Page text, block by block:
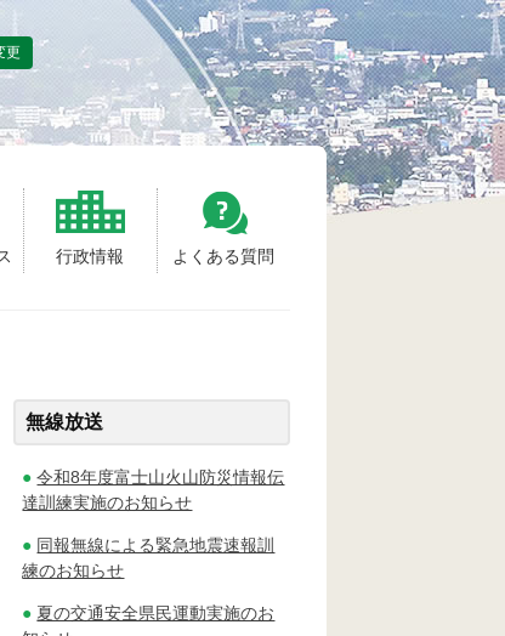
行政情報 よくある質問
更
無線放送
令和8年度富士山火山防災情報伝
達訓練実施のお知らせ
同報無線による緊急地震速報訓
練のお知らせ
夏の交通安全県民運動実施のお